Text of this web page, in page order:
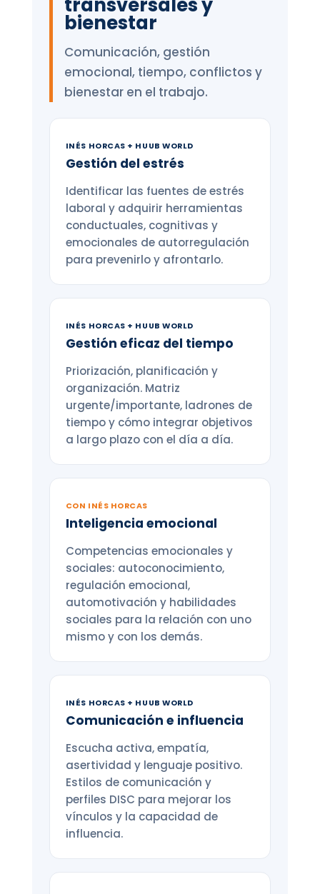
transversales y
bienestar
Comunicación, gestión
emocional, tiempo, conflictos y
bienestar en el trabajo.
INÉS HORCAS + HUUB WORLD
Gestión del estrés
Identificar las fuentes de estrés
laboral y adquirir herramientas
conductuales, cognitivas y
emocionales de autorregulación
para prevenirlo y afrontarlo.
INÉS HORCAS + HUUB WORLD
Gestión eficaz del tiempo
Priorización, planificación y
organización. Matriz
urgente/importante, ladrones de
tiempo y cómo integrar objetivos
a largo plazo con el día a día.
CON INÉS HORCAS
Inteligencia emocional
Competencias emocionales y
sociales: autoconocimiento,
regulación emocional,
automotivación y habilidades
sociales para la relación con uno
mismo y con los demás.
INÉS HORCAS + HUUB WORLD
Comunicación e influencia
Escucha activa, empatía,
asertividad y lenguaje positivo.
Estilos de comunicación y
perfiles DISC para mejorar los
vínculos y la capacidad de
influencia.